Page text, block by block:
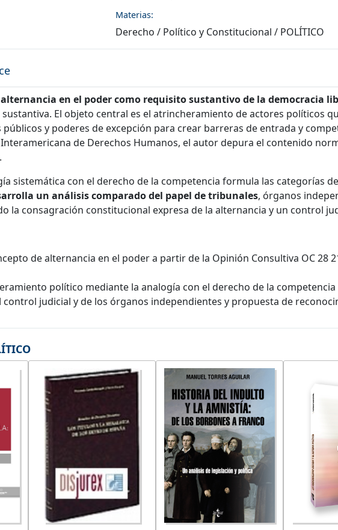
Materias:
Derecho / Político y Constitucional / POLÍTICO
en el poder como requisito sustantivo de la democracia
El objeto central es el atrincheramiento de actores políticos
y poderes de excepción para crear barreras de entrada y
Interamericana de Derechos Humanos, el autor depura el contenido
sistemática con el derecho de la competencia formula las categorías
un análisis comparado del papel de tribunales, órganos
la consagración constitucional expresa de la alternancia y un control
de alternancia en el poder a partir de la Opinión Consultiva OC 28
político mediante la analogía con el derecho de la
control judicial y de los órganos independientes y propuesta de